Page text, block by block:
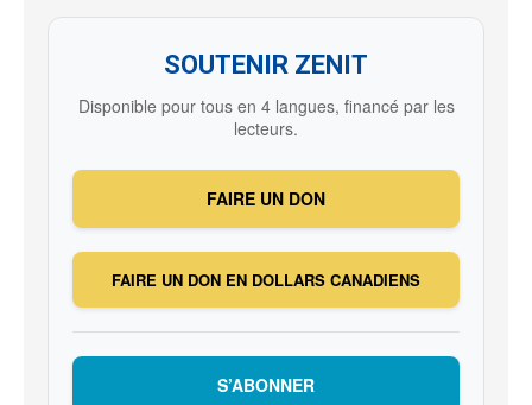
SOUTENIR ZENIT
Disponible pour tous en 4 langues, financé par les
lecteurs.
FAIRE UN DON
FAIRE UN DON EN DOLLARS CANADIENS
S’ABONNER